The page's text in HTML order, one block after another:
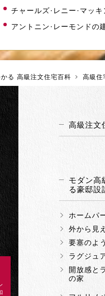
チャールズ・レニー・マッ
アントニン・レーモンドの
かる 高級注文住宅百科 高級住
高級注文
モダン高
る豪邸設
ホームパ
外から見
要塞のよ
ラグジュ
開放感と
の家